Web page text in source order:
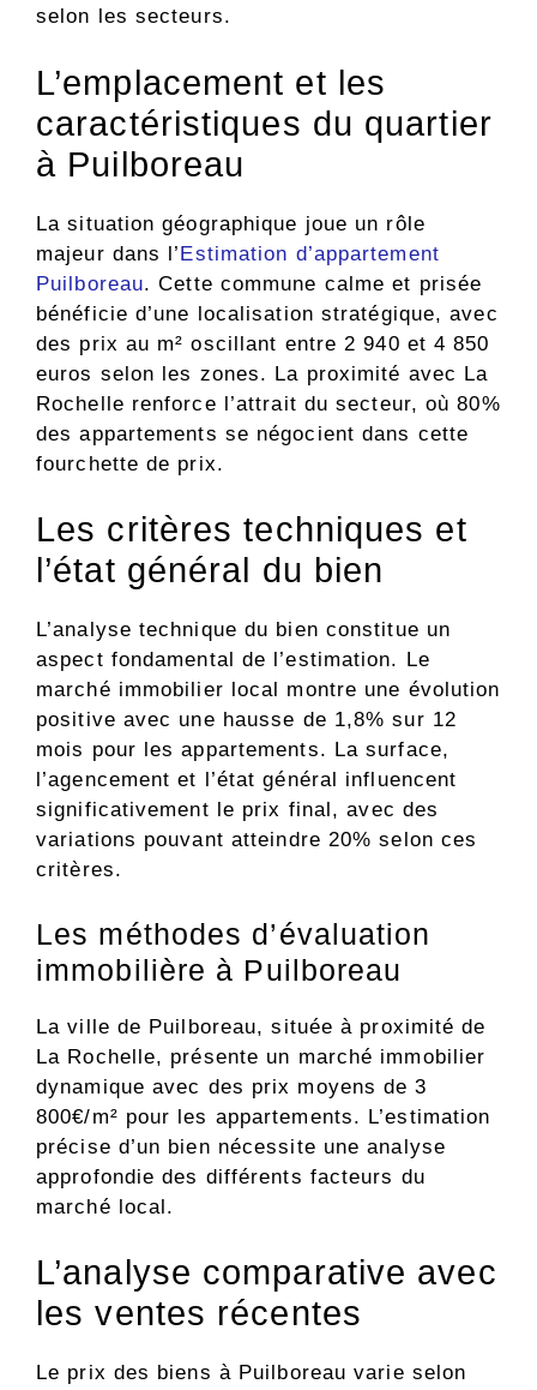
selon les secteurs.
L’emplacement et les
caractéristiques du quartier
à Puilboreau
La situation géographique joue un rôle
majeur dans l’Estimation d’appartement
Puilboreau. Cette commune calme et prisée
bénéficie d’une localisation stratégique, avec
des prix au m² oscillant entre 2 940 et 4 850
euros selon les zones. La proximité avec La
Rochelle renforce l’attrait du secteur, où 80%
des appartements se négocient dans cette
fourchette de prix.
Les critères techniques et
l’état général du bien
L’analyse technique du bien constitue un
aspect fondamental de l’estimation. Le
marché immobilier local montre une évolution
positive avec une hausse de 1,8% sur 12
mois pour les appartements. La surface,
l’agencement et l’état général influencent
significativement le prix final, avec des
variations pouvant atteindre 20% selon ces
critères.
Les méthodes d’évaluation
immobilière à Puilboreau
La ville de Puilboreau, située à proximité de
La Rochelle, présente un marché immobilier
dynamique avec des prix moyens de 3
800€/m² pour les appartements. L’estimation
précise d’un bien nécessite une analyse
approfondie des différents facteurs du
marché local.
L’analyse comparative avec
les ventes récentes
Le prix des biens à Puilboreau varie selon